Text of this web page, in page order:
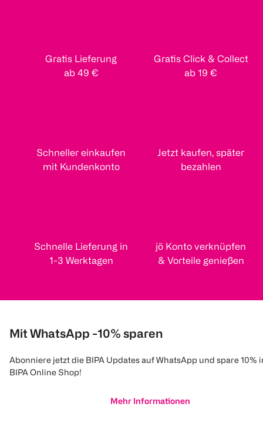
Gratis Lieferung
ab 49 €
Gratis Click & Collect
ab 19 €
Schneller einkaufen
mit Kundenkonto
Jetzt kaufen, später
bezahlen
Schnelle Lieferung in
1-3 Werktagen
jö Konto verknüpfen
& Vorteile genießen
Mit WhatsApp -10% sparen
Abonniere jetzt die BIPA Updates auf WhatsApp und spare 10%
BIPA Online Shop!
Mehr Informationen